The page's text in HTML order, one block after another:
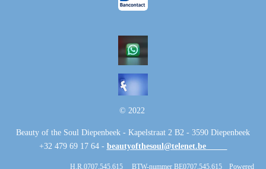
© 2022
Beauty of the Soul Diepenbeek - Kapelstraat 2 B2 - 3590 Diepenbeek
+32 479 69 17 64 - beautyofthesoul@telenet.be
H.R.0707.545.615 BTW-nummer BE0707.545.615 Powered